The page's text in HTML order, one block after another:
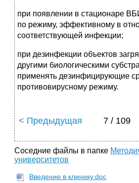
при появлении в стационаре
по режиму, эффективному в
соответствующей инфекции;
при дезинфекции объектов
другими биологическими
применять дезинфицирующие
противовирусному режиму.
< Предыдущая 7 / 109
Соседние файлы в папке
университетов
Введение в клинику.doc